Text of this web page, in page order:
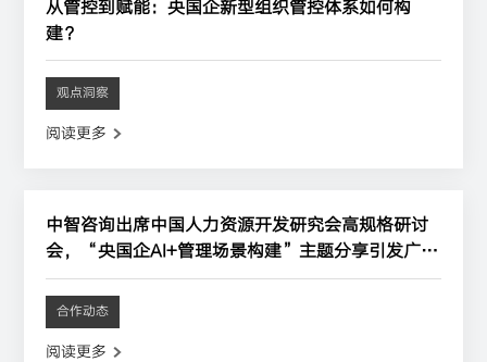
从管控到赋能：央国企新型组织管控体系如何构
建？
观点洞察
阅读更多
中智咨询出席中国人力资源开发研究会高规格研讨
会，“央国企AI+管理场景构建”主题分享引发广泛
关注
合作动态
阅读更多